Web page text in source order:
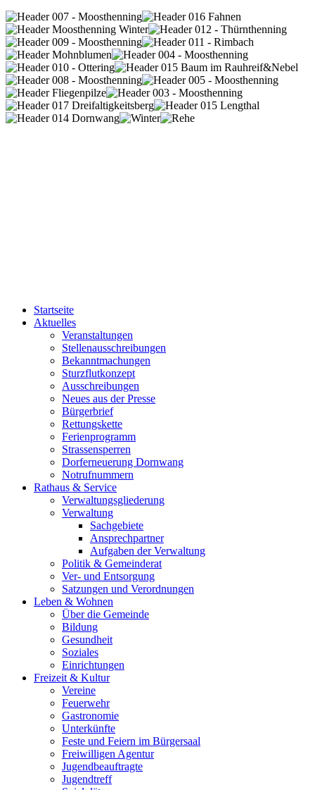
Startseite
Aktuelles
Veranstaltungen
Stellenausschreibungen
Bekanntmachungen
Sturzflutkonzept
Ausschreibungen
Neues aus der Presse
Bürgerbrief
Rettungskette
Ferienprogramm
Strassensperren
Dorferneuerung Dornwang
Notrufnummern
Rathaus & Service
Verwaltungsgliederung
Verwaltung
Sachgebiete
Ansprechpartner
Aufgaben der Verwaltung
Politik & Gemeinderat
Ver- und Entsorgung
Satzungen und Verordnungen
Leben & Wohnen
Über die Gemeinde
Bildung
Gesundheit
Soziales
Einrichtungen
Freizeit & Kultur
Vereine
Feuerwehr
Gastronomie
Unterkünfte
Feste und Feiern im Bürgersaal
Freiwilligen Agentur
Jugendbeauftragte
Jugendtreff